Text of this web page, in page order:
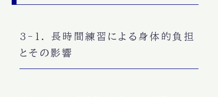
3-1. 長時間練習による身体的負担
とその影響